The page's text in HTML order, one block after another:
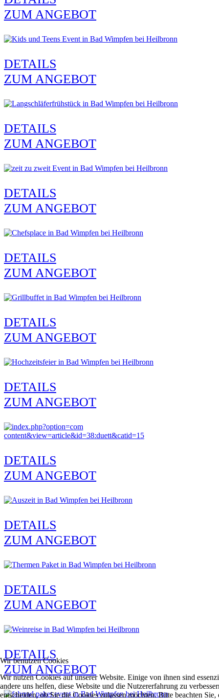
ZUM ANGEBOT
DETAILS
ZUM ANGEBOT
DETAILS
ZUM ANGEBOT
DETAILS
ZUM ANGEBOT
DETAILS
ZUM ANGEBOT
DETAILS
ZUM ANGEBOT
DETAILS
ZUM ANGEBOT
DETAILS
ZUM ANGEBOT
DETAILS
ZUM ANGEBOT
DETAILS
ZUM ANGEBOT
DETAILS
ZUM ANGEBOT
Wir benutzen Cookies
Wir nutzen Cookies auf unserer Website. Einige von ihnen sind
andere uns helfen, diese Website und die Nutzererfahrung zu
entscheiden, ob Sie die Cookies zulassen möchten. Bitte beachten